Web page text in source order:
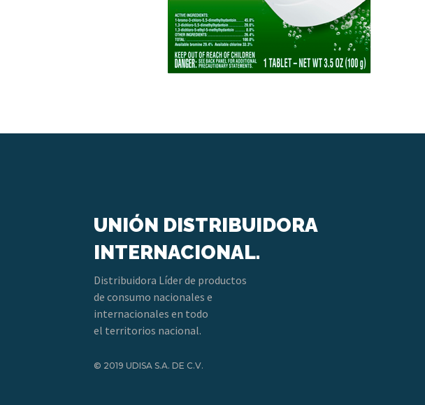
UNIÓN DISTRIBUIDORA
INTERNACIONAL.
Distribuidora Líder de productos
de consumo nacionales e
internacionales en todo
el territorios nacional.
© 2019 UDISA S.A. DE C.V.